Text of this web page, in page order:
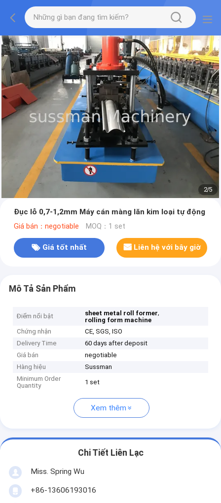
2/5
Đục lỗ 0,7-1,2mm Máy cán màng lăn kim loại tự động
Giá bán：negotiable MOQ：1 set
Giá tốt nhất Liên hệ với bây giờ
Mô Tả Sản Phẩm
Điểm nổi bật sheet metal roll former,
rolling form machine
Chứng nhận
CE, SGS, ISO
Delivery Time
60 days after deposit
Giá bán
negotiable
Hàng hiệu
Sussman
Minimum Order
Quantity
1 set
Xem thêm
Chi Tiết Liên Lạc
Miss. Spring Wu
+86-13606193016